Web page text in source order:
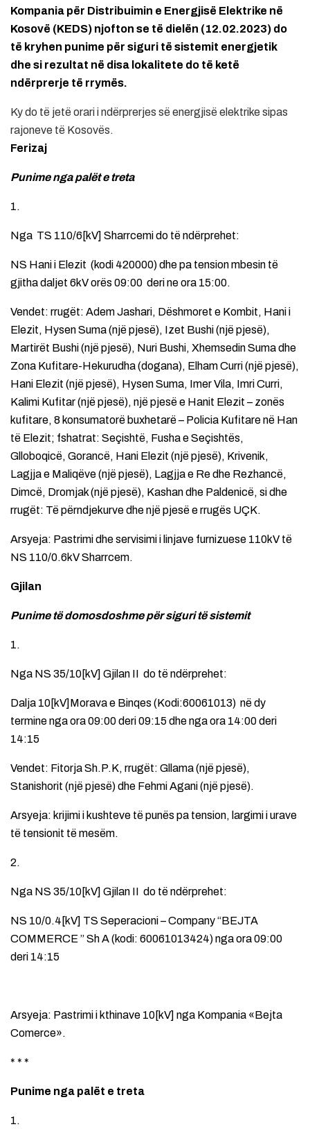
Kompania për Distribuimin e Energjisë Elektrike në
Kosovë (KEDS) njofton se të dielën (12.02.2023) do
të kryhen punime për siguri të sistemit energjetik
dhe si rezultat në disa lokalitete do të ketë
ndërprerje të rrymës.
Ky do të jetë orari i ndërprerjes së energjisë elektrike sipas
rajoneve të Kosovës.
Ferizaj
Punime nga palët e treta
1.
Nga TS 110/6[kV] Sharrcemi do të ndërprehet:
NS Hani i Elezit (kodi 420000) dhe pa tension mbesin të
gjitha daljet 6kV orës 09:00 deri ne ora 15:00.
Vendet: rrugët: Adem Jashari, Dëshmoret e Kombit, Hani i
Elezit, Hysen Suma (një pjesë), Izet Bushi (një pjesë),
Martirët Bushi (një pjesë), Nuri Bushi, Xhemsedin Suma dhe
Zona Kufitare-Hekurudha (dogana), Elham Curri (një pjesë),
Hani Elezit (një pjesë), Hysen Suma, Imer Vila, Imri Curri,
Kalimi Kufitar (një pjesë), një pjesë e Hanit Elezit – zonës
kufitare, 8 konsumatorë buxhetarë – Policia Kufitare në Han
të Elezit; fshatrat: Seçishtë, Fusha e Seçishtës,
Glloboqicë, Gorancë, Hani Elezit (një pjesë), Krivenik,
Lagjja e Maliqëve (një pjesë), Lagjja e Re dhe Rezhancë,
Dimcë, Dromjak (një pjesë), Kashan dhe Paldenicë, si dhe
rrugët: Të përndjekurve dhe një pjesë e rrugës UÇK.
Arsyeja: Pastrimi dhe servisimi i linjave furnizuese 110kV të
NS 110/0.6kV Sharrcem.
Gjilan
Punime të domosdoshme për siguri të sistemit
1.
Nga NS 35/10[kV] Gjilan II do të ndërprehet:
Dalja 10[kV]Morava e Binqes (Kodi:60061013) në dy
termine nga ora 09:00 deri 09:15 dhe nga ora 14:00 deri
14:15
Vendet: Fitorja Sh.P.K, rrugët: Gllama (një pjesë),
Stanishorit (një pjesë) dhe Fehmi Agani (një pjesë).
Arsyeja: krijimi i kushteve të punës pa tension, largimi i urave
të tensionit të mesëm.
2.
Nga NS 35/10[kV] Gjilan II do të ndërprehet:
NS 10/0.4[kV] TS Seperacioni – Company “BEJTA
COMMERCE ” Sh A (kodi: 60061013424) nga ora 09:00
deri 14:15
Arsyeja: Pastrimi i kthinave 10[kV] nga Kompania «Bejta
Comerce».
* * *
Punime nga palët e treta
1.